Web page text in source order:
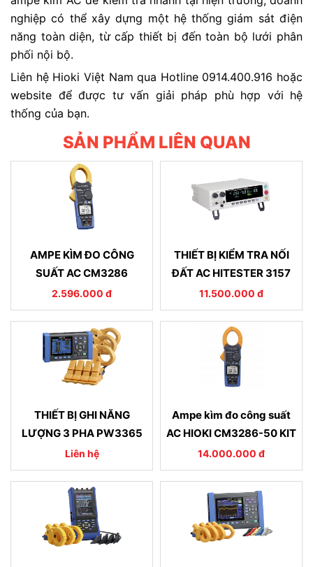
nghiệp có thể xây dựng một hệ thống giám sát điện
năng toàn diện, từ cấp thiết bị đến toàn bộ lưới phân
phối nội bộ.
Liên hệ Hioki Việt Nam qua Hotline 0914.400.916 hoặc
website để được tư vấn giải pháp phù hợp với hệ
thống của bạn.
SẢN PHẨM LIÊN QUAN
AMPE KÌM ĐO CÔNG
SUẤT AC CM3286
2.596.000 đ
THIẾT BỊ KIỂM TRA NỐI
ĐẤT AC HITESTER 3157
11.500.000 đ
THIẾT BỊ GHI NĂNG
LƯỢNG 3 PHA PW3365
Liên hệ
Ampe kìm đo công suất
AC HIOKI CM3286-50 KIT
14.000.000 đ